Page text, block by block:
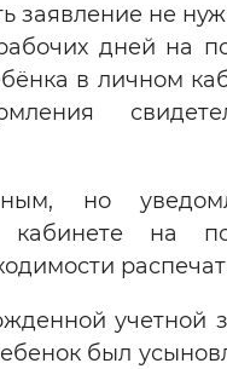
фон
Выключены
заявление не
дней на
в личном
но
на
учетной
был